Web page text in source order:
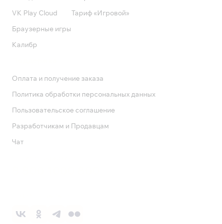
VK Play Cloud
Браузерные игры
Калибр
Тариф «Игровой»
Оплата и получение заказа
Политика обработки персональных данных
Пользовательское соглашение
Разработчикам и Продавцам
Чат